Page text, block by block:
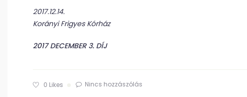
2017.12.14.
Korányi Frigyes Kórház
2017 DECEMBER 3. DÍJ
0 Likes Nincs hozzászólás